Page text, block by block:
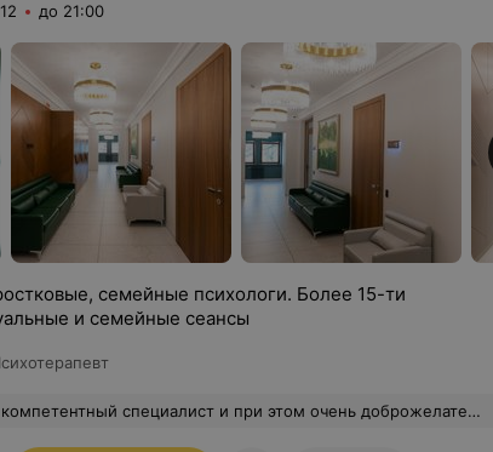
до 21:00
семейные психологи. Более 15-ти
и семейные сеансы
доброжелательный, тактичный! Его мнению можно доверять абсолютно! Точно определил состояние моего сына и назначил лечение, которое помогает с первых же дней!